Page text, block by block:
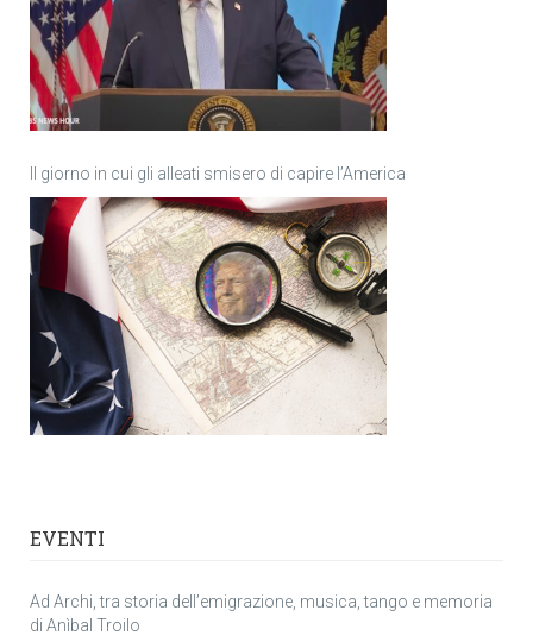
Il giorno in cui gli alleati smisero di capire l’America
EVENTI
Ad Archi, tra storia dell’emigrazione, musica, tango e memoria
di Anìbal Troilo